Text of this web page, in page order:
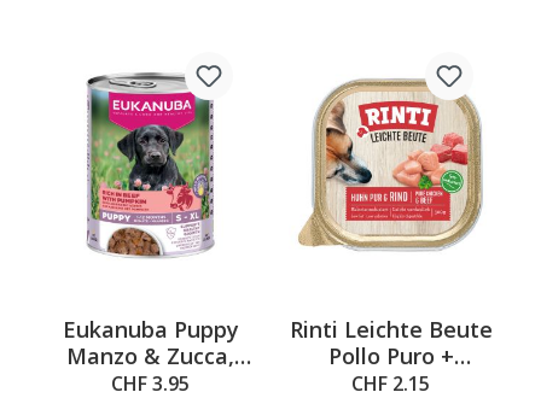
Eukanuba Puppy
Manzo & Zucca,
400g
CHF 3.95
Rinti Leichte Beute
Pollo Puro +
Manzo, 300g
CHF 2.15